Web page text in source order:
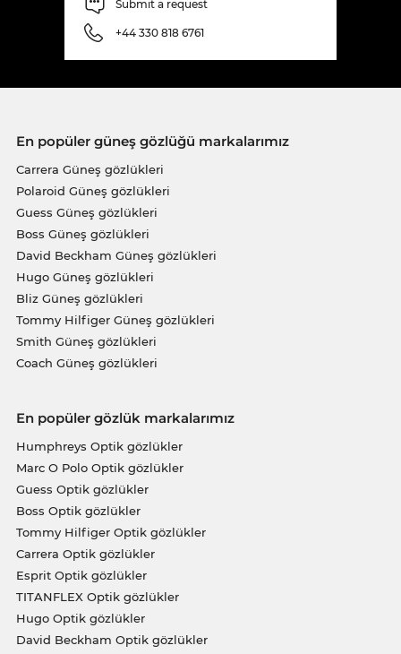
Submit a request
+44 330 818 6761
En popüler güneş gözlüğü markalarımız
Carrera Güneş gözlükleri
Polaroid Güneş gözlükleri
Guess Güneş gözlükleri
Boss Güneş gözlükleri
David Beckham Güneş gözlükleri
Hugo Güneş gözlükleri
Bliz Güneş gözlükleri
Tommy Hilfiger Güneş gözlükleri
Smith Güneş gözlükleri
Coach Güneş gözlükleri
En popüler gözlük markalarımız
Humphreys Optik gözlükler
Marc O Polo Optik gözlükler
Guess Optik gözlükler
Boss Optik gözlükler
Tommy Hilfiger Optik gözlükler
Carrera Optik gözlükler
Esprit Optik gözlükler
TITANFLEX Optik gözlükler
Hugo Optik gözlükler
David Beckham Optik gözlükler